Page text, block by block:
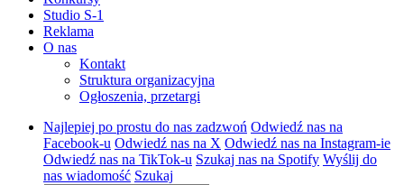
Studio S-1
Reklama
O nas
Kontakt
Struktura organizacyjna
Ogłoszenia, przetargi
Najlepiej po prostu do nas zadzwoń Odwiedź nas na
Facebook-u Odwiedź nas na X Odwiedź nas na Instagram-ie
Odwiedź nas na TikTok-u Szukaj nas na Spotify Wyślij do
nas wiadomość Szukaj